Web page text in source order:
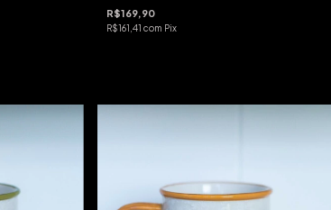
R$169,90
R$161,41 com Pix